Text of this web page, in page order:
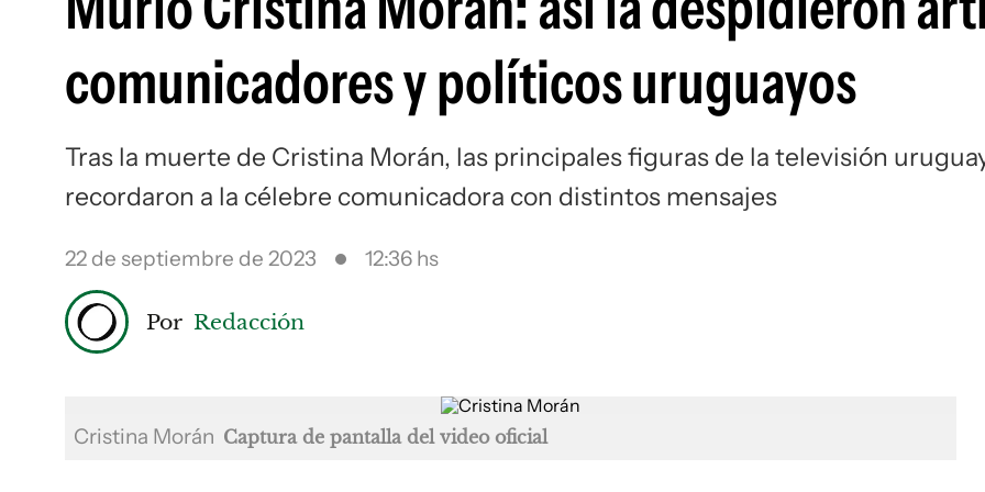
comunicadores y políticos uruguayos
Tras la muerte de Cristina Morán, las principales figuras de la televisión
recordaron a la célebre comunicadora con distintos mensajes
22 de septiembre de 2023 12:36 hs
Por Redacción
Cristina Morán Captura de pantalla del video oficial